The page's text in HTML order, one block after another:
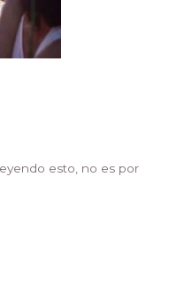
esto, no es por